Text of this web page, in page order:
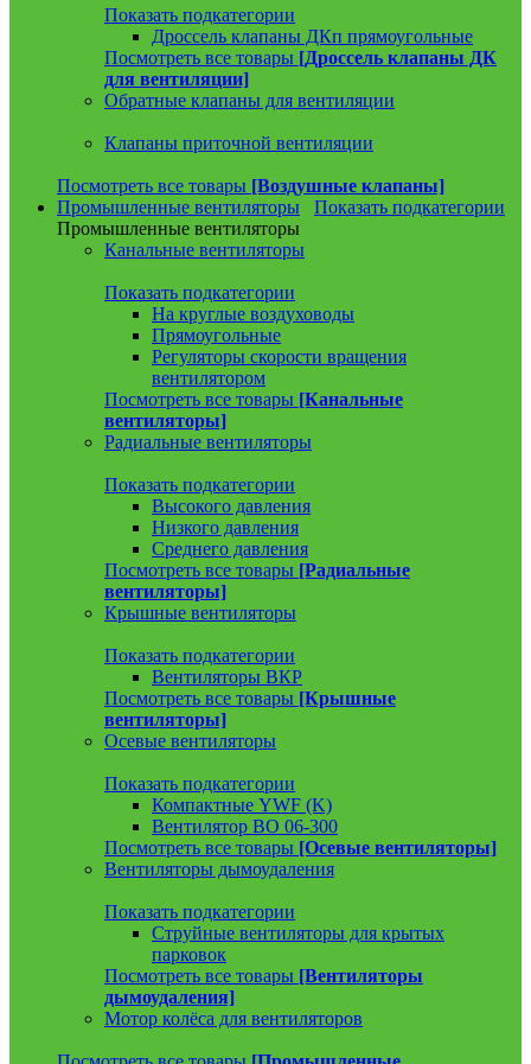
Показать подкатегории
Дроссель клапаны ДКп прямоугольные
Посмотреть все товары [Дроссель клапаны ДК
для вентиляции]
Обратные клапаны для вентиляции
Клапаны приточной вентиляции
Посмотреть все товары [Воздушные клапаны]
Промышленные вентиляторы
Показать подкатегории
Промышленные вентиляторы
Канальные вентиляторы
Показать подкатегории
На круглые воздуховоды
Прямоугольные
Регуляторы скорости вращения
вентилятором
Посмотреть все товары [Канальные
вентиляторы]
Радиальные вентиляторы
Показать подкатегории
Высокого давления
Низкого давления
Среднего давления
Посмотреть все товары [Радиальные
вентиляторы]
Крышные вентиляторы
Показать подкатегории
Вентиляторы ВКР
Посмотреть все товары [Крышные
вентиляторы]
Осевые вентиляторы
Показать подкатегории
Компактные YWF (K)
Вентилятор ВО 06-300
Посмотреть все товары [Осевые вентиляторы]
Вентиляторы дымоудаления
Показать подкатегории
Струйные вентиляторы для крытых
парковок
Посмотреть все товары [Вентиляторы
дымоудаления]
Мотор колёса для вентиляторов